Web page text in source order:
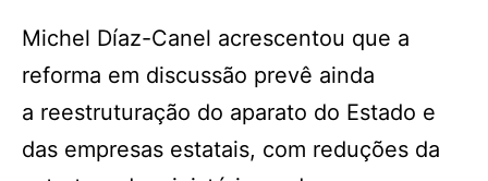
Michel Díaz-Canel acrescentou que a
reforma em discussão prevê ainda
a reestruturação do aparato do Estado e
das empresas estatais, com reduções da